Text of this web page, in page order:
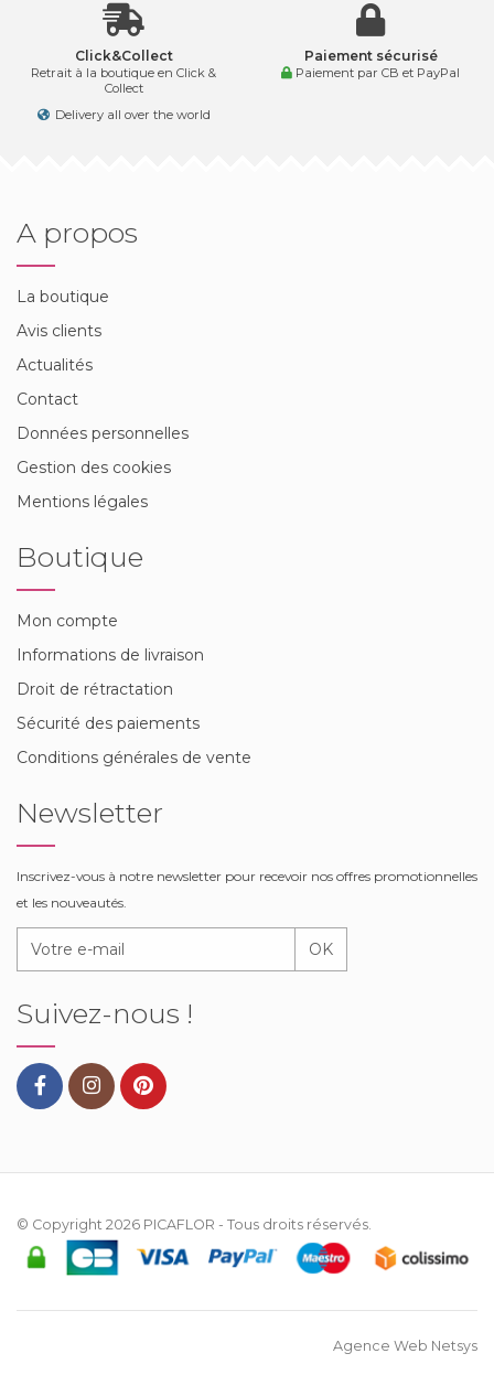
Click&Collect
Retrait à la boutique en Click &
Collect
Delivery all over the world
Paiement sécurisé
Paiement par CB et PayPal
A propos
La boutique
Avis clients
Actualités
Contact
Données personnelles
Gestion des cookies
Mentions légales
Boutique
Mon compte
Informations de livraison
Droit de rétractation
Sécurité des paiements
Conditions générales de vente
Newsletter
Inscrivez-vous à notre newsletter pour recevoir nos offres promotionnelles
et les nouveautés.
OK
Suivez-nous !
© Copyright 2026 PICAFLOR - Tous droits réservés.
Agence Web Netsys